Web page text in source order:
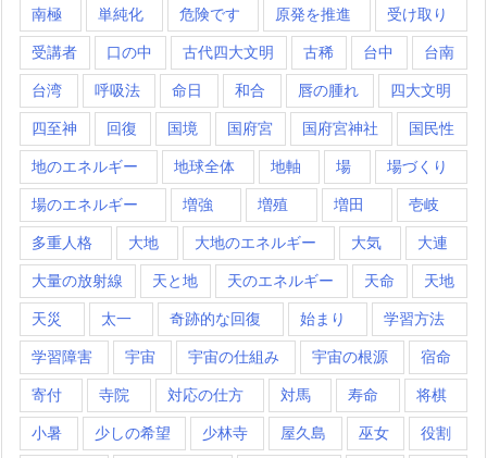
南極 単純化 危険です 原発を推進 受け取り
受講者 口の中 古代四大文明 古稀 台中 台南
台湾 呼吸法 命日 和合 唇の腫れ 四大文明
四至神 回復 国境 国府宮 国府宮神社 国民性
地のエネルギー 地球全体 地軸 場 場づくり
場のエネルギー 増強 増殖 増田 壱岐
多重人格 大地 大地のエネルギー 大気 大連
大量の放射線 天と地 天のエネルギー 天命 天地
天災 太一 奇跡的な回復 始まり 学習方法
学習障害 宇宙 宇宙の仕組み 宇宙の根源 宿命
寄付 寺院 対応の仕方 対馬 寿命 将棋
小暑 少しの希望 少林寺 屋久島 巫女 役割